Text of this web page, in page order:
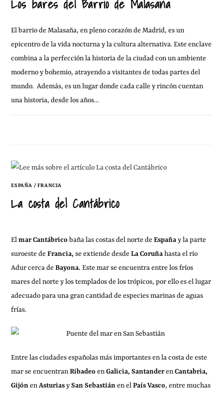
Los bares del Barrio de Malasaña
El barrio de Malasaña, en pleno corazón de Madrid, es un
epicentro de la vida nocturna y la cultura alternativa. Este enclave
combina a la perfección la historia de la ciudad con un ambiente
moderno y bohemio, atrayendo a visitantes de todas partes del
mundo. Además, es un lugar donde cada calle y rincón cuentan
una historia, desde los años…
ESPAÑA / FRANCIA
La costa del Cantábrico
Elmar Cantábrico baña las costas del norte deEspañay la parte
suroeste deFrancia,se extiende desdeLa Coruñahasta el río
Adur cerca deBayona.Este mar se encuentra entre los fríos
mares del norte y los templados de los trópicos, por ello es el lugar
adecuado para una gran cantidad de especies marinas de aguas
frías.
Entre las ciudades españolas más importantes en la costa de este
mar se encuentranRibadeoenGalicia, SantanderenCantabria,
GijónenAsturiasySan Sebastiánen elPaís Vasco, entre muchas